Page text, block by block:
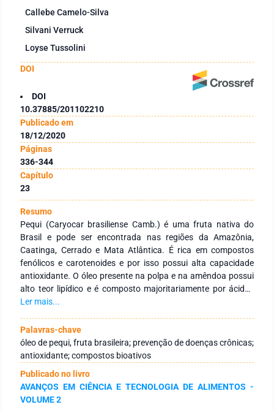
Callebe Camelo-Silva
Silvani Verruck
Loyse Tussolini
DOI
DOI
10.37885/201102210
Publicado em
18/12/2020
Páginas
336-344
Capítulo
23
Resumo
Pequi (Caryocar brasiliense Camb.) é uma fruta nativa do
Brasil e pode ser encontrada nas regiões da Amazônia,
Caatinga, Cerrado e Mata Atlântica. É rica em compostos
fenólicos e carotenoides e por isso possui alta capacidade
antioxidante. O óleo presente na polpa e na amêndoa possui
alto teor lipídico e é composto majoritariamente por ácidos
graxos monoinsaturados (ácido oleico - 55 % (óleo da polpa)
preparação de sucos, sorvetes, licores, doces e
principalmente nos pratos tradicionais brasileiros. A
amêndoa pode ser consumida fresca ou usada para a
preparação de bolos e condimentos. A casca, que é formada
pelo exocarpo e o mesocarpo externo, é rica em fibra
alimentar e normalmente é utilizada para produzir farinha.
Essa farinha pode ser usada na preparação de produtos de
Ler mais...
Palavras-chave
óleo de pequi, fruta brasileira; prevenção de doenças crônicas;
antioxidante; compostos bioativos
Publicado no livro
AVANÇOS EM CIÊNCIA E TECNOLOGIA DE ALIMENTOS -
VOLUME 2